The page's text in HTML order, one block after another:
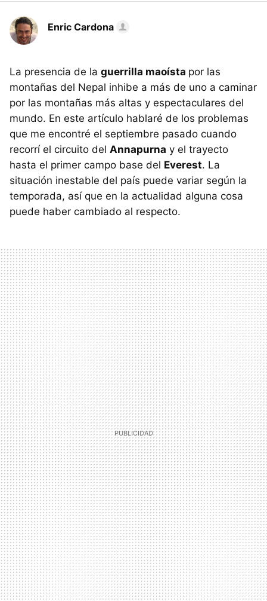
Enric Cardona
La presencia de la guerrilla maoísta por las
montañas del Nepal inhibe a más de uno a caminar
por las montañas más altas y espectaculares del
mundo. En este artículo hablaré de los problemas
que me encontré el septiembre pasado cuando
recorrí el circuito del Annapurna y el trayecto
hasta el primer campo base del Everest. La
situación inestable del país puede variar según la
temporada, así que en la actualidad alguna cosa
puede haber cambiado al respecto.